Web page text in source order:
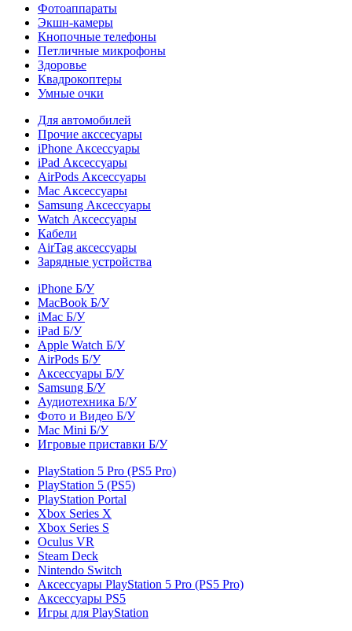
Фотоаппараты
Экшн-камеры
Кнопочные телефоны
Петличные микрофоны
Здоровье
Квадрокоптеры
Умные очки
Для автомобилей
Прочие акссесуары
iPhone Аксессуары
iPad Аксессуары
AirPods Аксессуары
Mac Аксессуары
Samsung Аксессуары
Watch Аксессуары
Кабели
AirTag аксессуары
Зарядные устройства
iPhone Б/У
MacBook Б/У
iMac Б/У
iPad Б/У
Apple Watch Б/У
AirPods Б/У
Аксессуары Б/У
Samsung Б/У
Аудиотехника Б/У
Фото и Видео Б/У
Mac Mini Б/У
Игровые приставки Б/У
PlayStation 5 Pro (PS5 Pro)
PlayStation 5 (PS5)
PlayStation Portal
Xbox Series X
Xbox Series S
Oculus VR
Steam Deck
Nintendo Switch
Аксессуары PlayStation 5 Pro (PS5 Pro)
Аксессуары PS5
Игры для PlayStation